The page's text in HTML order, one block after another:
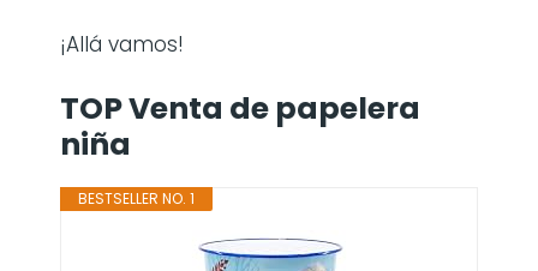
¡Allá vamos!
TOP Venta de papelera
niña
BESTSELLER NO. 1